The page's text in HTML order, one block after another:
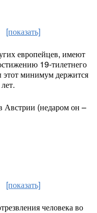
[показать]
европейцев, имеют
19-тилетнего
этот минимум держится
Австрии (недаром он –
[показать]
человека во